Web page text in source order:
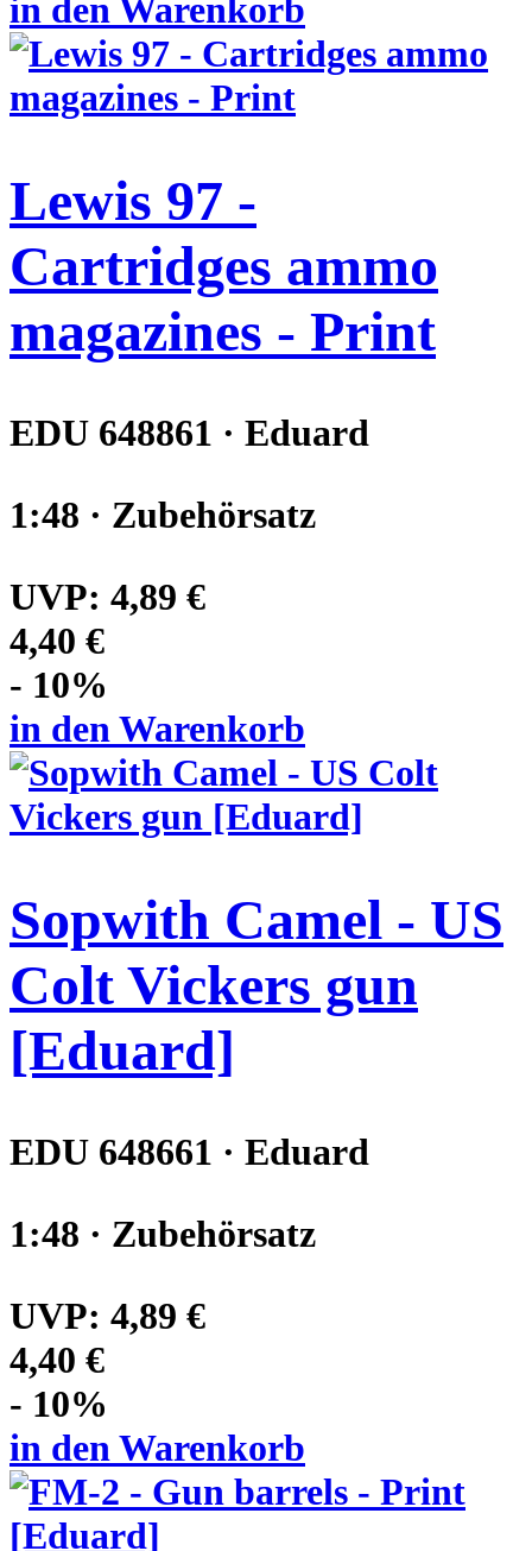
in den Warenkorb
Lewis 97 -
Cartridges ammo
magazines - Print
EDU 648861 · Eduard
1:48 · Zubehörsatz
UVP: 4,89 €
4,40 €
- 10%
in den Warenkorb
Sopwith Camel - US
Colt Vickers gun
[Eduard]
EDU 648661 · Eduard
1:48 · Zubehörsatz
UVP: 4,89 €
4,40 €
- 10%
in den Warenkorb